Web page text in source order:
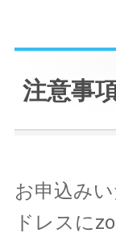
注意事
お申込み
ドレスに